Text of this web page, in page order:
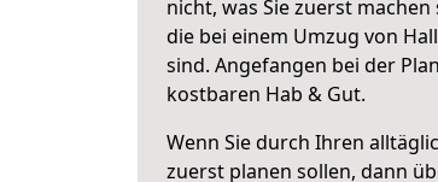
nicht, was Sie zuerst
die bei einem Umzug von
sind. Angefangen bei der
kostbaren Hab & Gut.
Wenn Sie durch Ihren
zuerst planen sollen, dann